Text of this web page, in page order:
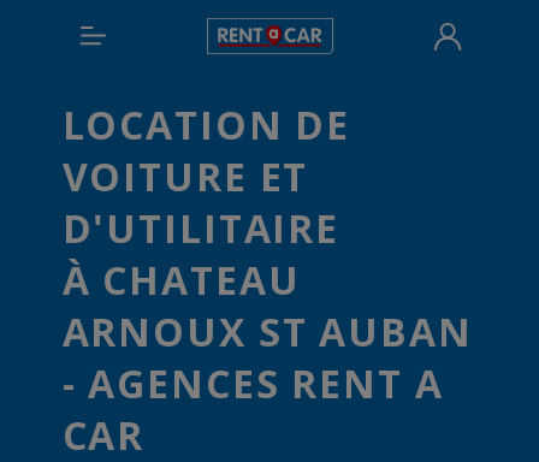
LOCATION DE
VOITURE ET
D'UTILITAIRE
À CHATEAU
ARNOUX ST AUBAN
- AGENCES RENT A
CAR